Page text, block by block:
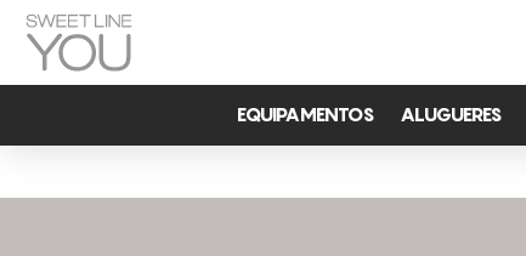
EQUIPAMENTOS ALUGUERES